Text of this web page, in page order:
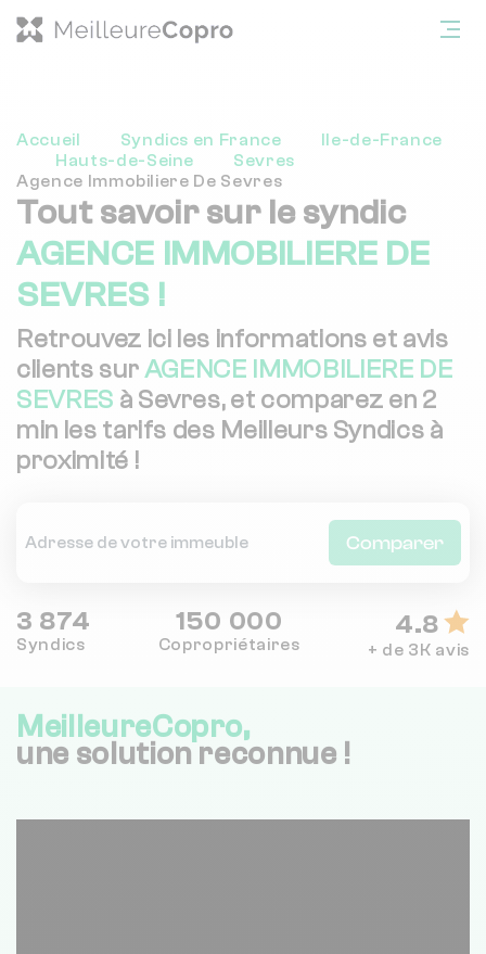
Accueil Syndics en France
Ile-de-France
Hauts-de-Seine
Sevres
Agence Immobiliere De Sevres
Tout savoir sur le syndic
AGENCE IMMOBILIERE DE
SEVRES !
Retrouvez ici les informations et avis
clients surAGENCE IMMOBILIERE DE
SEVRES à Sevres, et comparez en 2
min les tarifs des Meilleurs Syndics à
proximité !
Comparer
3 874
Syndics
150 000
Copropriétaires
4.8
+ de 3K avis
MeilleureCopro,
une solution reconnue !